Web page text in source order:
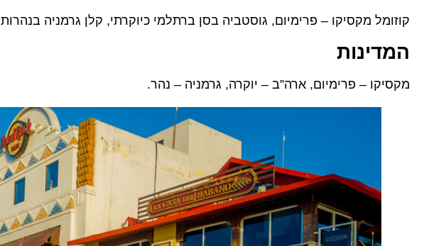
קוזומל מקסיקו – פרימיום, גוסטביה בסן ברתלמי כיוקרתי, קלן גרמניה בנהרות
המדינות
מקסיקו – פרימיום, ארה”ב – יוקרה, גרמניה – נהר.